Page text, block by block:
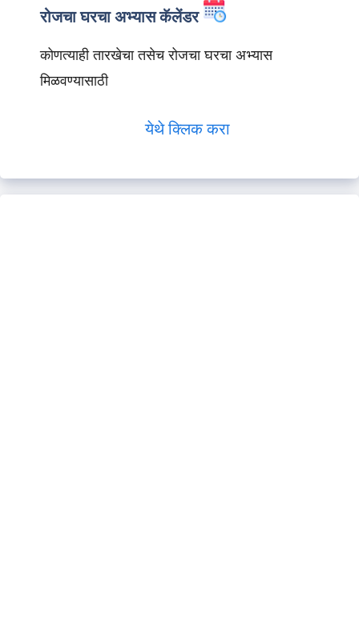
रोजचा घरचा अभ्यास कॅलेंडर
कोणत्याही तारखेचा तसेच रोजचा घरचा अभ्यास
मिळवण्यासाठी
येथे क्लिक करा